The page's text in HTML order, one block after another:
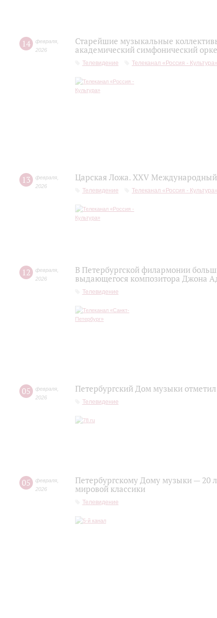
14 февраля
2026
Старейшие музыкальные
академический симфонический
Телевидение Телеканал «Россия -
13 февраля
2026
Царская Ложа. XXV
Телевидение Телеканал «Россия -
12 февраля
2026
В Петербургской филармонии
выдающегося композитора Джона
Телевидение
05 февраля
2026
Петербургский Дом музыки
Телевидение
05 февраля
2026
Петербургскому Дому музыки — 20
мировой классики
Телевидение